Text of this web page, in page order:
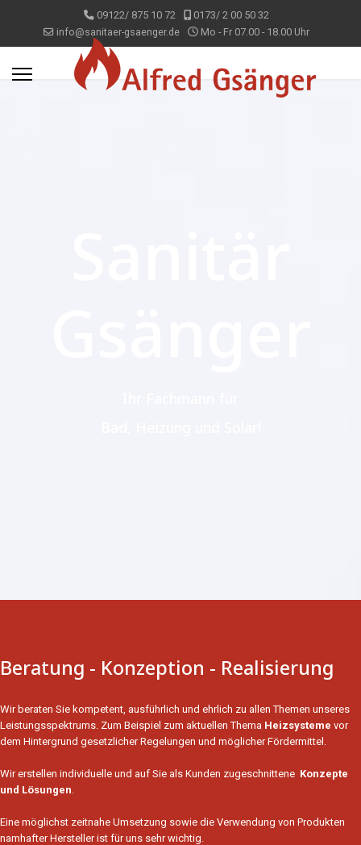
09122/ 875 10 72
0173/ 2 00 50 32
info@sanitaer-gsaenger.de
Mo - Fr 07.00 - 18.00 Uhr
Beratung - Konzeption - Realisierung
Wir beraten Sie kompetent, ausführlich und ehrlich zu allen Themen unseres
Leistungsspektrums. Zum Beispiel zum aktuellen Thema Heizsysteme vor
dem Hintergrund gesetzlicher Regelungen und möglicher Fördermittel.
Wir erstellen individuelle und auf Sie als Kunden zugeschnittene Konzepte
und Lösungen.
Eine möglichst zeitnahe Umsetzung sowie die Verwendung von Produkten
namhafter Hersteller ist für uns sehr wichtig.